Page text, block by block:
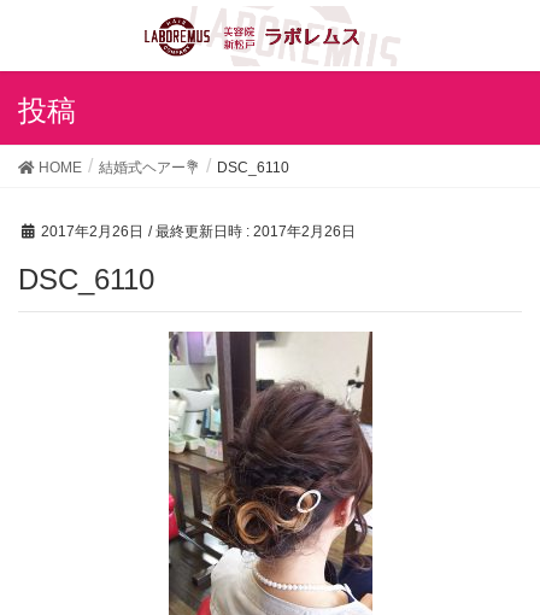
投稿
HOME 結婚式ヘアー💐 DSC_6110
2017年2月26日 / 最終更新日時 : 2017年2月26日
DSC_6110